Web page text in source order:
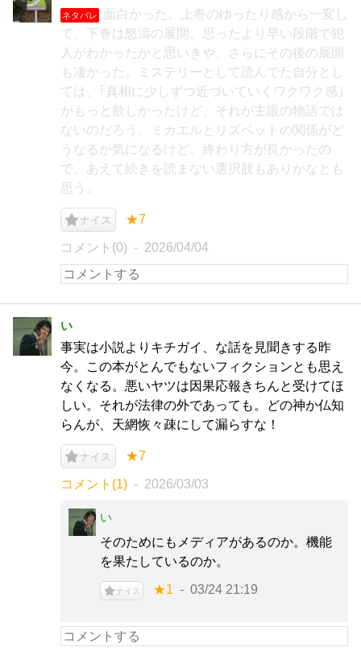
ネタバレ
面白かった。上巻のゆったり感から一変し
て、下巻は怒濤の展開。思ったより早い段階で犯
人がわかったかと思いきや、さらにその後の展開
も凄かった。ミステリーとして読んでた自分とし
ては、｢真相に少しずつ近づいていくワクワク感｣
がもっと欲しかったけど、それが主眼の物語では
ないのだろう。ミカエルとリズベットの関係がど
うなるか気になるけど、終わり方が良かったの
で、あえて続きを読まない選択肢もありかなとも
思う。
ナイス ★7
コメント(0) 2026/04/04
い
事実は小説よりキチガイ、な話を見聞きする昨
今。この本がとんでもないフィクションとも思え
なくなる。悪いヤツは因果応報きちんと受けてほ
しい。それが法律の外であっても。どの神か仏知
らんが、天網恢々疎にして漏らすな！
ナイス ★7
コメント(1) 2026/03/03
い
そのためにもメディアがあるのか。機能
を果たしているのか。
ナイス ★1 03/24 21:19